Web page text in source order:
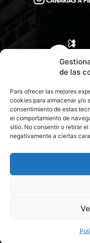
de las
Para ofrecer las mejores
cookies para almacenar y/o
consentimiento de estas
el comportamiento de
sitio. No consentir o retirar
negativamente a ciertas
CONTACTA CON
© 2026 Todos los